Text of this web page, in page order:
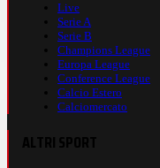
Live
Serie A
Serie B
Champions League
Europa League
Conference League
Calcio Estero
Calciomercato